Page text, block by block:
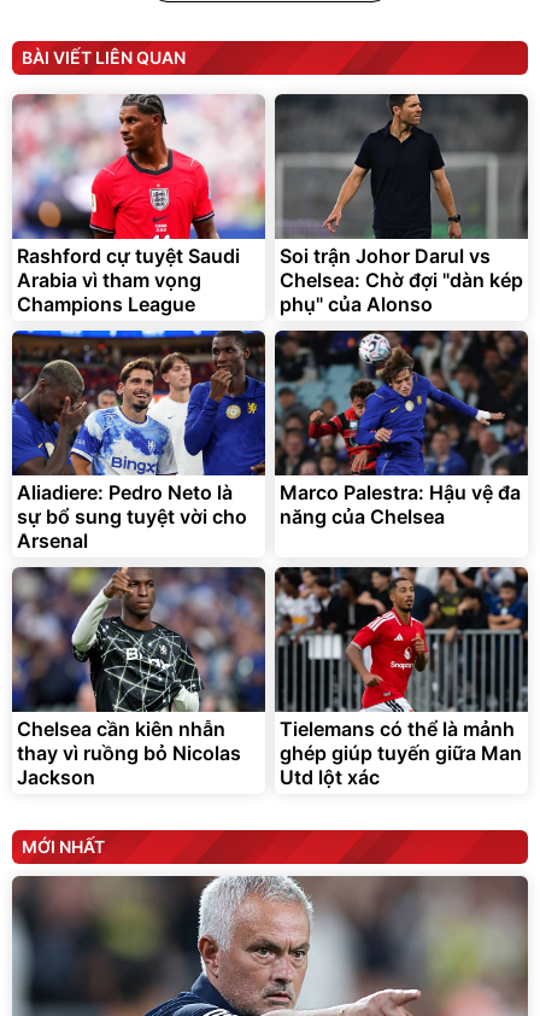
Flash Sale
Lót ghế ôtô, nâng lưng
chống nóng giúp thoải mái
trong di chuyển
295.000đ
Đã bán nhiều
BÀI VIẾT LIÊN QUAN
Rashford cự tuyệt Saudi
Arabia vì tham vọng
Champions League
Soi trận Johor Darul vs
Chelsea: Chờ đợi "dàn kép
phụ" của Alonso
Aliadiere: Pedro Neto là
sự bổ sung tuyệt vời cho
Arsenal
Marco Palestra: Hậu vệ đa
năng của Chelsea
Chelsea cần kiên nhẫn
thay vì ruồng bỏ Nicolas
Jackson
Tielemans có thể là mảnh
ghép giúp tuyến giữa Man
Utd lột xác
MỚI NHẤT